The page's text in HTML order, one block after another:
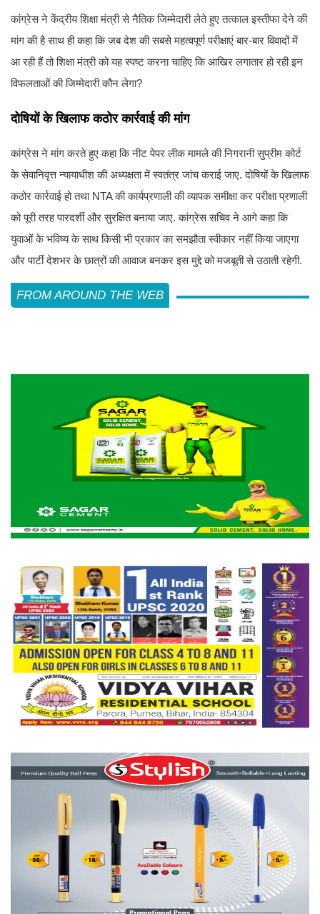
कांग्रेस ने केंद्रीय शिक्षा मंत्री से नैतिक जिम्मेदारी लेते हुए तत्काल इस्तीफा देने की
मांग की है साथ ही कहा कि जब देश की सबसे महत्वपूर्ण परीक्षाएं बार-बार विवादों में
आ रही हैं तो शिक्षा मंत्री को यह स्पष्ट करना चाहिए कि आखिर लगातार हो रही इन
विफलताओं की जिम्मेदारी कौन लेगा?
दोषियों के खिलाफ कठोर कार्रवाई की मांग
कांग्रेस ने मांग करते हुए कहा कि नीट पेपर लीक मामले की निगरानी सुप्रीम कोर्ट
के सेवानिवृत्त न्यायाधीश की अध्यक्षता में स्वतंत्र जांच कराई जाए. दोषियों के खिलाफ
कठोर कार्रवाई हो तथा NTA की कार्यप्रणाली की व्यापक समीक्षा कर परीक्षा प्रणाली
को पूरी तरह पारदर्शी और सुरक्षित बनाया जाए. कांग्रेस सचिव ने आगे कहा कि
युवाओं के भविष्य के साथ किसी भी प्रकार का समझौता स्वीकार नहीं किया जाएगा
और पार्टी देशभर के छात्रों की आवाज बनकर इस मुद्दे को मजबूती से उठाती रहेगी.
FROM AROUND THE WEB